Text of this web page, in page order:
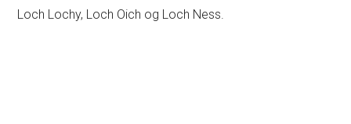
Loch Lochy, Loch Oich og Loch Ness.